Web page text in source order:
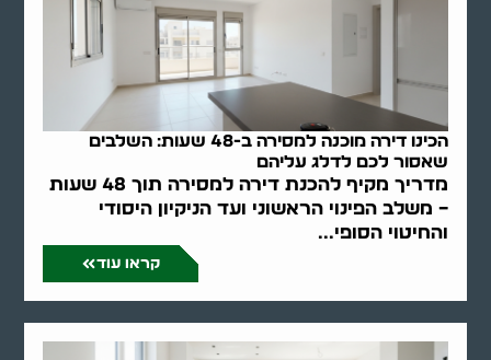
הכינו דירה מוכנה למסירה ב-48 שעות: השלבים
שאסור לכם לדלג עליהם
מדריך מקיף להכנת דירה למסירה תוך 48 שעות
– משלב הפינוי הראשוני ועד הניקיון היסודי
והחיטוי הסופי...
קראו עוד